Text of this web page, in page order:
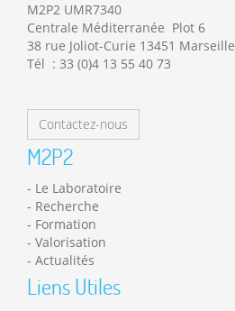
M2P2 UMR7340
Centrale Méditerranée Plot 6
38 rue Joliot-Curie 13451 Marseille
Tél : 33 (0)4 13 55 40 73
Contactez-nous
M2P2
Le Laboratoire
Recherche
Formation
Valorisation
Actualités
Liens Utiles